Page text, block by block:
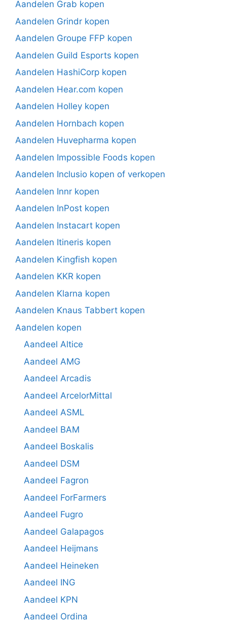
Aandelen Grab kopen
Aandelen Grindr kopen
Aandelen Groupe FFP kopen
Aandelen Guild Esports kopen
Aandelen HashiCorp kopen
Aandelen Hear.com kopen
Aandelen Holley kopen
Aandelen Hornbach kopen
Aandelen Huvepharma kopen
Aandelen Impossible Foods kopen
Aandelen Inclusio kopen of verkopen
Aandelen Innr kopen
Aandelen InPost kopen
Aandelen Instacart kopen
Aandelen Itineris kopen
Aandelen Kingfish kopen
Aandelen KKR kopen
Aandelen Klarna kopen
Aandelen Knaus Tabbert kopen
Aandelen kopen
Aandeel Altice
Aandeel AMG
Aandeel Arcadis
Aandeel ArcelorMittal
Aandeel ASML
Aandeel BAM
Aandeel Boskalis
Aandeel DSM
Aandeel Fagron
Aandeel ForFarmers
Aandeel Fugro
Aandeel Galapagos
Aandeel Heijmans
Aandeel Heineken
Aandeel ING
Aandeel KPN
Aandeel Ordina